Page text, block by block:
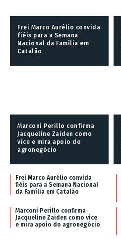
Frei Marco Aurélio convida
fiéis para a Semana
Nacional da Família em
Catalão
Marconi Perillo confirma
Jacqueline Zaiden como
vice e mira apoio do
agronegócio
Frei Marco Aurélio convida
fiéis para a Semana Nacional
da Família em Catalão
Marconi Perillo confirma
Jacqueline Zaiden como vice
e mira apoio do agronegócio